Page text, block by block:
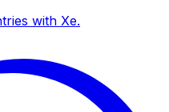
with Xe.